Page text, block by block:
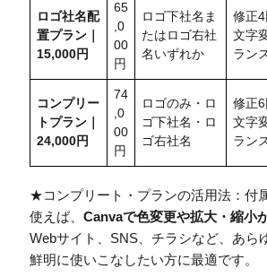
ロゴ社名配
置プラン｜
15,000円
65
,0
00
円
ロゴ下社名ま
たはロゴ右社
名いずれか
修正4
文字
ラン
コンプリー
トプラン｜
24,000円
74
,0
00
円
ロゴのみ・ロ
ゴ下社名・ロ
ゴ右社名
修正6
文字
ラン
★コンプリート・プランの活用法：付
使えば、 Canvaで色変更や拡大・縮小
Webサイト、SNS、チラシなど、あら
鮮明に使いこなしたい方に最適です。